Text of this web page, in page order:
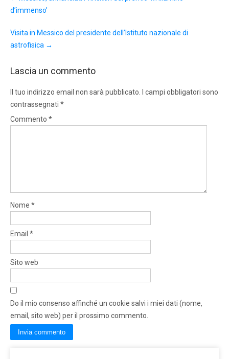
d’immenso’
Visita in Messico del presidente dell’Istituto nazionale di
astrofisica →
Lascia un commento
Il tuo indirizzo email non sarà pubblicato.
I campi obbligatori sono
contrassegnati *
Commento *
Nome *
Email *
Sito web
Do il mio consenso affinché un cookie salvi i miei dati (nome,
email, sito web) per il prossimo commento.